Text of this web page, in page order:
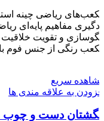
ریاضی
اول
دبستان
مدل
جدید
عدد
ریاضی چینه
مفاهیم پایه‌ای
رنگی از جنس فوم
سریع
به علاقه مندی ها
دست و چوب